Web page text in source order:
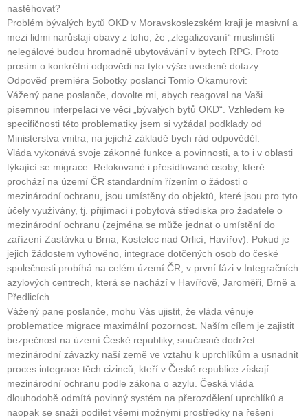
nastěhovat?
Problém bývalých bytů OKD v Moravskoslezském kraji je masivní a
mezi lidmi narůstají obavy z toho, že „zlegalizovaní“ muslimští
nelegálové budou hromadně ubytovávání v bytech RPG. Proto
prosím o konkrétní odpovědi na tyto výše uvedené dotazy.
Odpověď premiéra Sobotky poslanci Tomio Okamurovi:
Vážený pane poslanče, dovolte mi, abych reagoval na Vaši
písemnou interpelaci ve věci „bývalých bytů OKD“. Vzhledem ke
specifičnosti této problematiky jsem si vyžádal podklady od
Ministerstva vnitra, na jejichž základě bych rád odpověděl.
Vláda vykonává svoje zákonné funkce a povinnosti, a to i v oblasti
týkající se migrace. Relokované i přesídlované osoby, které
prochází na území ČR standardním řízením o žádosti o
mezinárodní ochranu, jsou umístěny do objektů, které jsou pro tyto
účely využívány, tj. přijímací i pobytová střediska pro žadatele o
mezinárodní ochranu (zejména se může jednat o umístění do
zařízení Zastávka u Brna, Kostelec nad Orlicí, Havířov). Pokud je
jejich žádostem vyhověno, integrace dotčených osob do české
společnosti probíhá na celém území ČR, v první fázi v Integračních
azylových centrech, která se nachází v Havířově, Jaroměři, Brně a
Předlicích.
Vážený pane poslanče, mohu Vás ujistit, že vláda věnuje
problematice migrace maximální pozornost. Naším cílem je zajistit
bezpečnost na území České republiky, současně dodržet
mezinárodní závazky naší země ve vztahu k uprchlíkům a usnadnit
proces integrace těch cizinců, kteří v České republice získají
mezinárodní ochranu podle zákona o azylu. Česká vláda
dlouhodobě odmítá povinný systém na přerozdělení uprchlíků a
naopak se snaží podílet všemi možnými prostředky na řešení